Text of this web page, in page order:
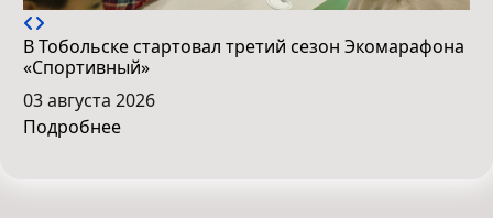
В Тобольске стартовал третий сезон Экомарафона
«Спортивный»
03 августа 2026
Подробнее